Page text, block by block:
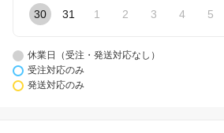
30 31 1 2 3 4 5
休業日（受注・発送対応なし）
受注対応のみ
発送対応のみ